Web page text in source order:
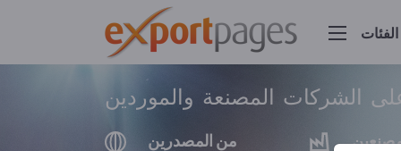
الفئات
الشركات المصنعة والموردين
من المصدرين